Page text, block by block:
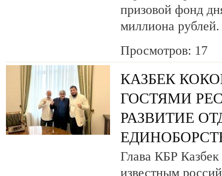
призовой фонд
миллиона рублей.
Просмотров: 17
КАЗБЕК
ГОСТЯМИ
РАЗВИТИЕ
Глава КБР Казбек
известным